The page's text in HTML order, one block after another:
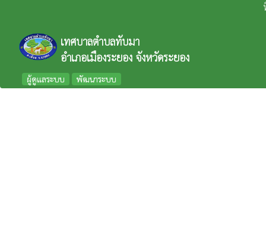
เทศบาลตำบลทับมา
อำเภอเมืองระยอง จังหวัดระยอง
ผู้ดูแลระบบ พัฒนาระบบ